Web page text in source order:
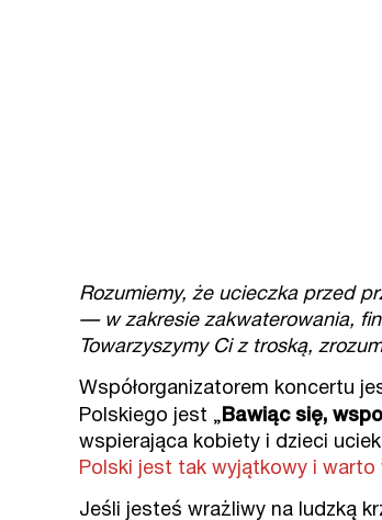
Rozumiemy, że ucieczka przed
— w zakresie zakwaterowania,
Towarzyszymy Ci z troską,
Współorganizatorem koncertu
Polskiego jest „ Bawiąc się,
wspierająca kobiety i dzieci
Polski jest tak wyjątkowy i warto
Jeśli jesteś wrażliwy na ludzką